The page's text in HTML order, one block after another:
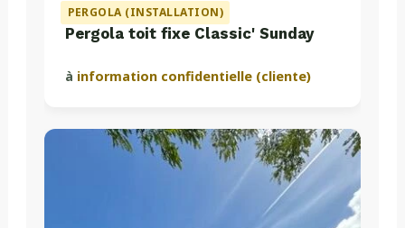
PERGOLA (INSTALLATION)
Pergola toit fixe Classic' Sunday
à information confidentielle (cliente)